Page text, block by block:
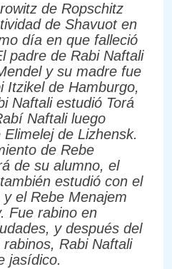
de Ropschitz
de Shavuot en
día en que falleció
padre de Rabi Naftali
y su madre fue
Itzikel de Hamburgo,
Naftali estudió Torá
Naftali luego
de Lizhensk.
de Rebe
de su alumno, el
estudió con el
el Rebe Menajem
Fue rabino en
y después del
Rabi Naftali
jasídico.